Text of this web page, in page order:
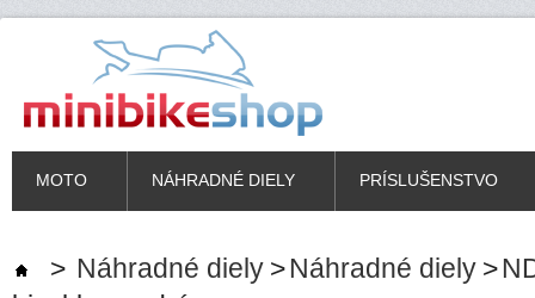
MOTO NÁHRADNÉ DIELY PRÍSLUŠENSTVO
> Náhradné diely > Náhradné diely >